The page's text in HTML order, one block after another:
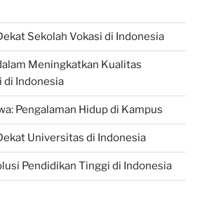
Sekolah Vokasi di Indonesia
Meningkatkan Kualitas
di Indonesia
Pengalaman Hidup di Kampus
Universitas di Indonesia
Pendidikan Tinggi di Indonesia